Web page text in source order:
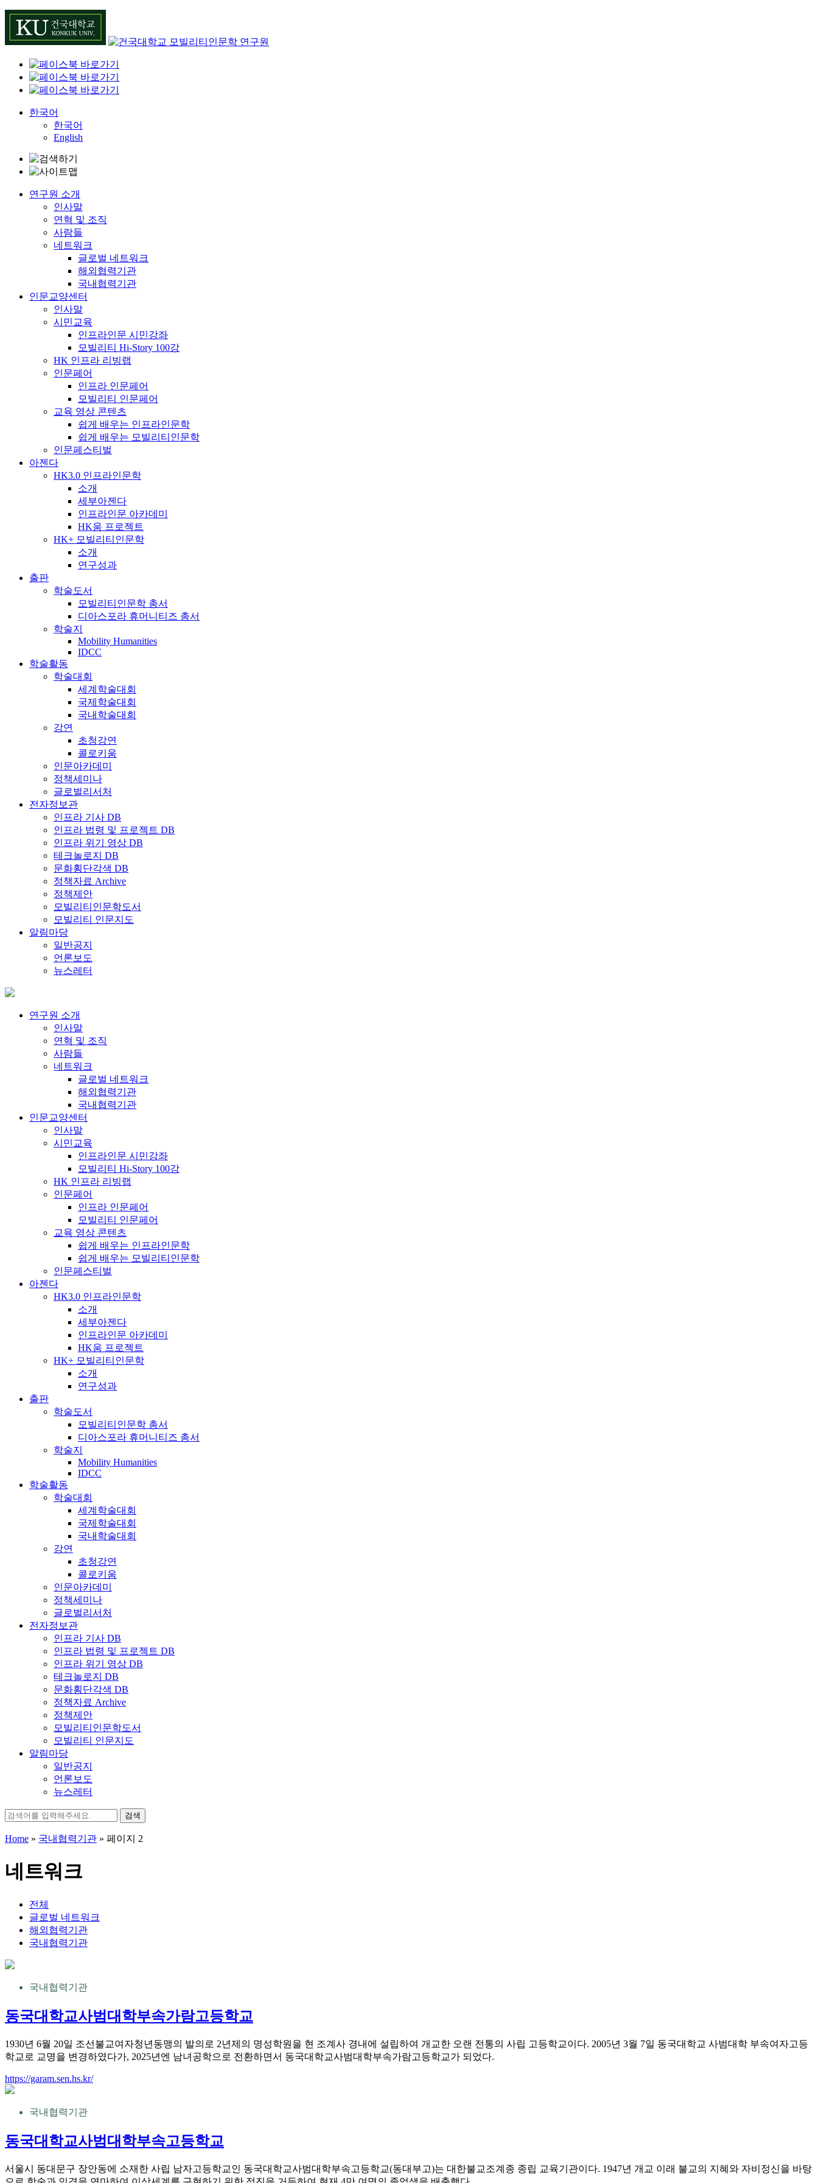
Skip
content
한국어
한국어
English
연구원 소개
인사말
연혁 및 조직
사람들
네트워크
글로벌 네트워크
해외협력기관
국내협력기관
인문교양센터
인사말
시민교육
인프라인문 시민강좌
모빌리티 Hi-Story 100강
HK 인프라 리빙랩
인문페어
인프라 인문페어
모빌리티 인문페어
교육 영상 콘텐츠
쉽게 배우는 인프라인문학
쉽게 배우는 모빌리티인문학
인문페스티벌
아젠다
HK3.0 인프라인문학
소개
세부아젠다
인프라인문 아카데미
HK움 프로젝트
HK+ 모빌리티인문학
소개
연구성과
출판
학술도서
모빌리티인문학 총서
디아스포라 휴머니티즈 총서
학술지
Mobility Humanities
IDCC
학술활동
학술대회
세계학술대회
국제학술대회
국내학술대회
강연
초청강연
콜로키움
인문아카데미
정책세미나
글로벌리서처
전자정보관
인프라 기사 DB
인프라 법령 및 프로젝트 DB
인프라 위기 영상 DB
테크놀로지 DB
문화횡단각색 DB
정책자료 Archive
정책제안
모빌리티인문학도서
모빌리티 인문지도
알림마당
일반공지
언론보도
뉴스레터
연구원 소개
인사말
연혁 및 조직
사람들
네트워크
글로벌 네트워크
해외협력기관
국내협력기관
인문교양센터
인사말
시민교육
인프라인문 시민강좌
모빌리티 Hi-Story 100강
HK 인프라 리빙랩
인문페어
인프라 인문페어
모빌리티 인문페어
교육 영상 콘텐츠
쉽게 배우는 인프라인문학
쉽게 배우는 모빌리티인문학
인문페스티벌
아젠다
HK3.0 인프라인문학
소개
세부아젠다
인프라인문 아카데미
HK움 프로젝트
HK+ 모빌리티인문학
소개
연구성과
출판
학술도서
모빌리티인문학 총서
디아스포라 휴머니티즈 총서
학술지
Mobility Humanities
IDCC
학술활동
학술대회
세계학술대회
국제학술대회
국내학술대회
강연
초청강연
콜로키움
인문아카데미
정책세미나
글로벌리서처
전자정보관
인프라 기사 DB
인프라 법령 및 프로젝트 DB
인프라 위기 영상 DB
테크놀로지 DB
문화횡단각색 DB
정책자료 Archive
정책제안
모빌리티인문학도서
모빌리티 인문지도
알림마당
일반공지
언론보도
뉴스레터
검
Home » 국내협력기관 » 페이지 2
네트워크
전체
글로벌 네트워크
해외협력기관
국내협력기관
국내협력기관
동국대학교사범대학부속가람고등학교
1930년 6월 20일 조선불교여자청년동맹의 발의로 2년제의 명성학원을 현 조계사 경내에 설립하여 개교한 오랜 전통의 사립 고등학교이다. 2005년 3월 7일 동국대학교 사범대학 부속여자고등
학교로 교명을 변경하였다가, 2025년엔 남녀공학으로 전환하면서 동국대학교사범대학부속가람고등학교가 되었다.
https://garam.sen.hs.kr/
국내협력기관
동국대학교사범대학부속고등학교
서울시 동대문구 장안동에 소재한 사립 남자고등학교인 동국대학교사범대학부속고등학교(동대부고)는 대한불교조계종 종립 교육기관이다. 1947년 개교 이래 불교의 지혜와 자비정신을 바탕